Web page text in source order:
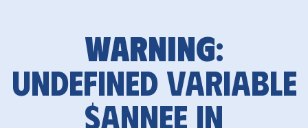
Warning:
Undefined variable
$annee in